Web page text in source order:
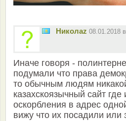
Николаz 08.01.2018
Иначе говоря -
подумали что права
то обычным людям
казахскоязычный сайт
оскорбления в адрес
вижу что их посадили или